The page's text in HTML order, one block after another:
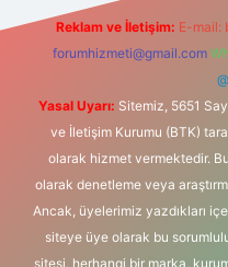
Reklam ve İletişim: E-mail:
forumhizmeti@gmail.com
Yasal Uyarı: Sitemiz, 5651
ve İletişim Kurumu (BTK)
olarak hizmet vermektedir.
olarak denetleme veya
Ancak, üyelerimiz yazdıkları
siteye üye olarak bu
sitesi, herhangi bir marka,